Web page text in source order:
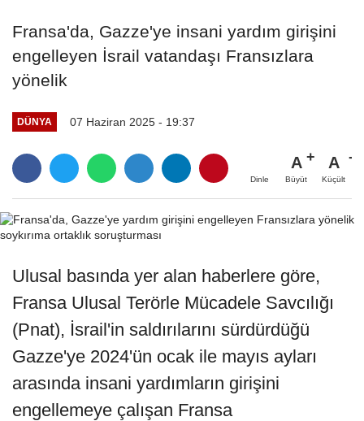
Fransa'da, Gazze'ye insani yardım girişini
engelleyen İsrail vatandaşı Fransızlara
yönelik
DÜNYA 07 Haziran 2025 - 19:37
Dinle
A
Büyüt
A
Küçült
Ulusal basında yer alan haberlere göre,
Fransa Ulusal Terörle Mücadele Savcılığı
(Pnat), İsrail'in saldırılarını sürdürdüğü
Gazze'ye 2024'ün ocak ile mayıs ayları
arasında insani yardımların girişini
engellemeye çalışan Fransa